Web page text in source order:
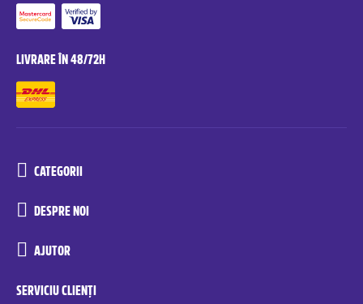
LIVRARE ÎN 48/72H
CATEGORII
DESPRE NOI
AJUTOR
SERVICIU CLIENȚI